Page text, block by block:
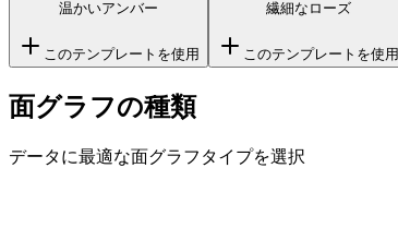
温かいアンバー
このテンプレートを使用
繊細なローズ
このテンプレートを使用
面グラフの種類
データに最適な面グラフタイプを選択